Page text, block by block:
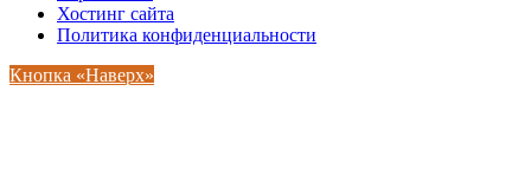
Хостинг сайта
Политика конфиденциальности
Кнопка «Наверх»